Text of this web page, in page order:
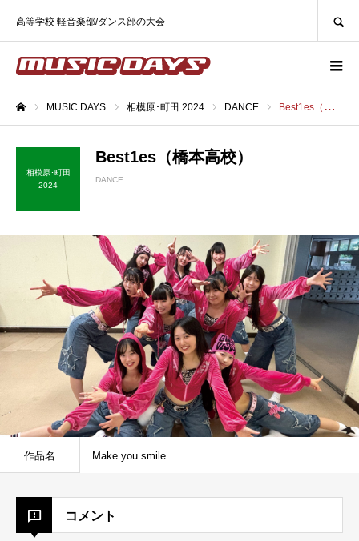
高等学校 軽音楽部/ダンス部の大会
MUSIC DAYS 相模原･町田 2024 DANCE Best1es（橋本高校）
相模原･町田
2024
Best1es（橋本高校）
DANCE
作品名 Make you smile
コメント